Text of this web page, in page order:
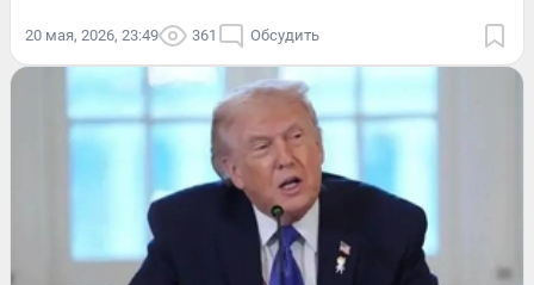
20 мая, 2026, 23:49 361 Обсудить